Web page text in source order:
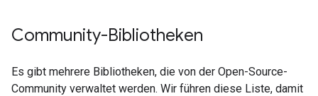
Community-Bibliotheken
Es gibt mehrere Bibliotheken, die von der Open-Source-
Community verwaltet werden. Wir führen diese Liste, damit